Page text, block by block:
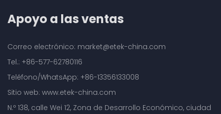
Apoyo a las ventas
Correo electrónico: market@etek-china.com
Tel.: +86-577-62780116
Teléfono/WhatsApp: +86-13356133008
Sitio web: www.etek-china.com
N.º 138, calle Wei 12, Zona de Desarrollo Económico, ciudad